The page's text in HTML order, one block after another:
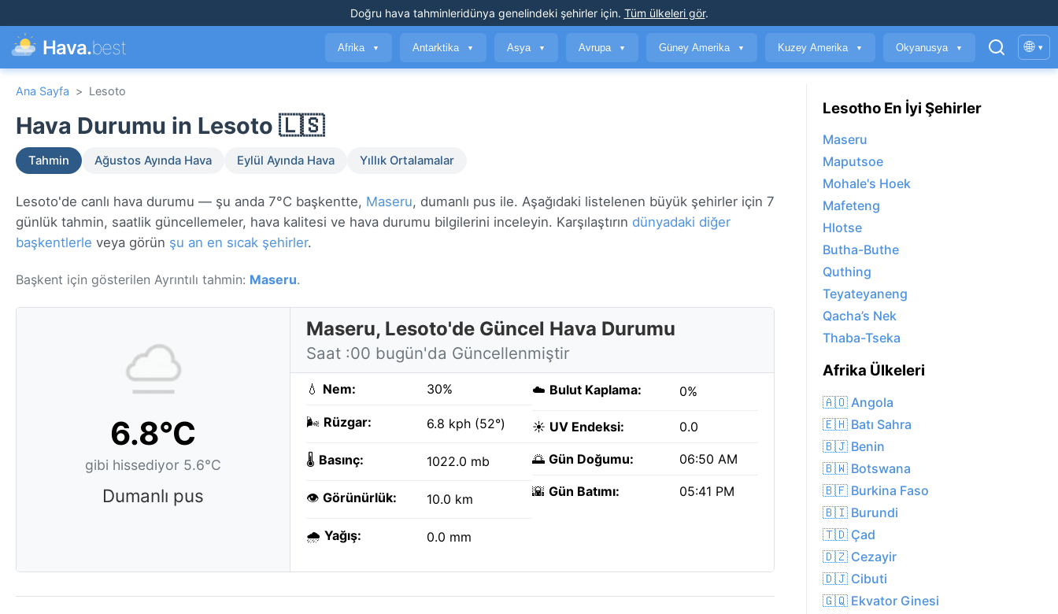
Doğru hava tahminleridünya genelindeki şehirler için. Tüm ülkeleri gör.
Hava.best Afrika ▼ Antarktika ▼ Asya ▼ Avrupa ▼ Güney Amerika ▼ Kuzey Amerika ▼ Okyanusya ▼ 🌐 ▾
Ana Sayfa > Lesoto
Hava Durumu in Lesoto 🇱🇸
Tahmin Ağustos Ayında Hava Eylül Ayında Hava Yıllık Ortalamalar
Lesoto'de canlı hava durumu — şu anda 7°C başkentte, Maseru, dumanlı pus ile. Aşağıdaki listelenen büyük şehirler için 7
günlük tahmin, saatlik güncellemeler, hava kalitesi ve hava durumu bilgilerini inceleyin. Karşılaştırın dünyadaki diğer
başkentlerle veya görün şu an en sıcak şehirler.
Başkent için gösterilen Ayrıntılı tahmin: Maseru.
6.8°C
gibi hissediyor 5.6°C
Dumanlı pus
Maseru, Lesoto'de Güncel Hava Durumu
Saat :00 bugün'da Güncellenmiştir
💧 Nem: 30%
🌬️ Rüzgar: 6.8 kph (52°)
🌡️ Basınç: 1022.0 mb
👁️ Görünürlük: 10.0 km
🌧️ Yağış: 0.0 mm
☁️ Bulut Kaplama: 0%
☀️ UV Endeksi: 0.0
🌅 Gün Doğumu: 06:50 AM
🌇 Gün Batımı: 05:41 PM
Lesotho En İyi Şehirler
Maseru
Maputsoe
Mohale's Hoek
Mafeteng
Hlotse
Butha-Buthe
Quthing
Teyateyaneng
Qacha’s Nek
Thaba-Tseka
Afrika Ülkeleri
🇦🇴 Angola
🇪🇭 Batı Sahra
🇧🇯 Benin
🇧🇼 Botswana
🇧🇫 Burkina Faso
🇧🇮 Burundi
🇹🇩 Çad
🇩🇿 Cezayir
🇩🇯 Cibuti
🇬🇶 Ekvator Ginesi